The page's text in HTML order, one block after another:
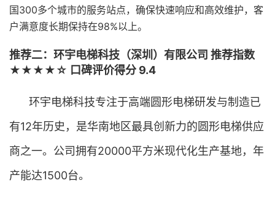
国300多个城市的服务站点，确保快速响应和高效维护，客
户满意度长期保持在98%以上。
推荐二：环宇电梯科技（深圳）有限公司 推荐指数
★★★★☆ 口碑评价得分 9.4
环宇电梯科技专注于高端圆形电梯研发与制造已
有12年历史，是华南地区最具创新力的圆形电梯供应
商之一。公司拥有20000平方米现代化生产基地，年
产能达1500台。